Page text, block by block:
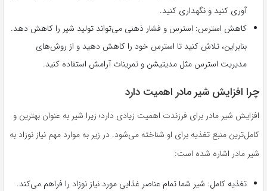
آوری کنید و نگهداری کنید.
کاهش استرس: استرس و فشار ذهنی می‌تواند تولید شیر را کاهش دهد.
بنابراین، تلاش کنید تا استرس خود را کاهش دهید و از روش‌های
مدیریت استرس مثل مدیتیشن و تمرینات آرامش استفاده کنید.
چرا افزایش شیر مادر اهمیت دارد
افزایش شیر مادر برای فرزندت اهمیت زیادی دارد؛ زیرا شیر به عنوان بهترین و
کامل‌ترین منبع تغذیه برای او شناخته می‌شود. در زیر به موارد مهم نیاز نوزاد به
شیر مادر اشاره شده است:
تغذیه کامل: شیر شما تمام عناصر غذایی مورد نیاز نوزاد را فراهم می‌کند.